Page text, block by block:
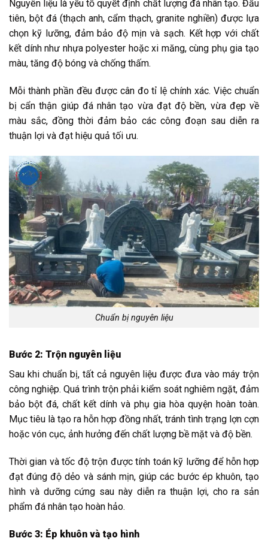
Nguyên liệu là yếu tố quyết định chất lượng đá nhân tạo. Đầu
tiên, bột đá (thạch anh, cẩm thạch, granite nghiền) được lựa
chọn kỹ lưỡng, đảm bảo độ mịn và sạch. Kết hợp với chất
kết dính như nhựa polyester hoặc xi măng, cùng phụ gia tạo
màu, tăng độ bóng và chống thấm.
Mỗi thành phần đều được cân đo tỉ lệ chính xác. Việc chuẩn
bị cẩn thận giúp đá nhân tạo vừa đạt độ bền, vừa đẹp về
màu sắc, đồng thời đảm bảo các công đoạn sau diễn ra
thuận lợi và đạt hiệu quả tối ưu.
Chuẩn bị nguyên liệu
Bước 2: Trộn nguyên liệu
Sau khi chuẩn bị, tất cả nguyên liệu được đưa vào máy trộn
công nghiệp. Quá trình trộn phải kiểm soát nghiêm ngặt, đảm
bảo bột đá, chất kết dính và phụ gia hòa quyện hoàn toàn.
Mục tiêu là tạo ra hỗn hợp đồng nhất, tránh tình trạng lợn cợn
hoặc vón cục, ảnh hưởng đến chất lượng bề mặt và độ bền.
Thời gian và tốc độ trộn được tính toán kỹ lưỡng để hỗn hợp
đạt đúng độ dẻo và sánh mịn, giúp các bước ép khuôn, tạo
hình và dưỡng cứng sau này diễn ra thuận lợi, cho ra sản
phẩm đá nhân tạo hoàn hảo.
Bước 3: Ép khuôn và tạo hình